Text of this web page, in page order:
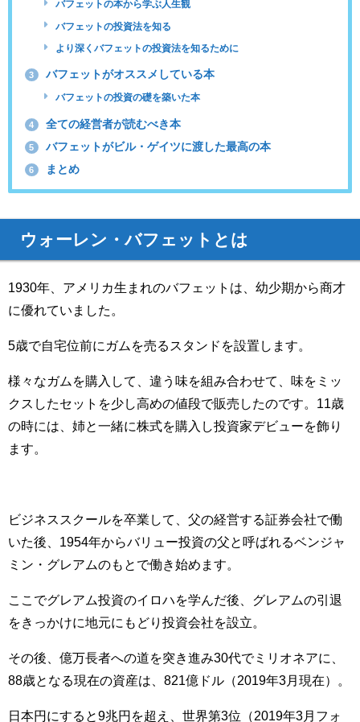
バフェットの本から学ぶ人生観
バフェットの投資法を知る
より深くバフェットの投資法を知るために
3 バフェットがオススメしている本
バフェットの投資の礎を築いた本
4 全ての経営者が読むべき本
5 バフェットがビル・ゲイツに渡した最高の本
6 まとめ
ウォーレン・バフェットとは
1930年、アメリカ生まれのバフェットは、幼少期から商才
に優れていました。
5歳で自宅位前にガムを売るスタンドを設置します。
様々なガムを購入して、違う味を組み合わせて、味をミッ
クスしたセットを少し高めの値段で販売したのです。11歳
の時には、姉と一緒に株式を購入し投資家デビューを飾り
ます。
ビジネススクールを卒業して、父の経営する証券会社で働
いた後、1954年からバリュー投資の父と呼ばれるベンジャ
ミン・グレアムのもとで働き始めます。
ここでグレアム投資のイロハを学んだ後、グレアムの引退
をきっかけに地元にもどり投資会社を設立。
その後、億万長者への道を突き進み30代でミリオネアに、
88歳となる現在の資産は、821億ドル（2019年3月現在）。
日本円にすると9兆円を超え、世界第3位（2019年3月フォ